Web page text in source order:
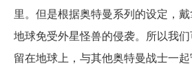
里。但是根据奥特曼系列的设定，
地球免受外星怪兽的侵袭。所以我
留在地球上，与其他奥特曼战士一起